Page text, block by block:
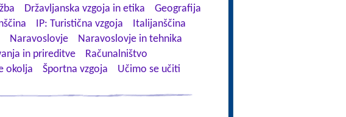
Državljanska vzgoja in etika
Geografija
IP: Turistična vzgoja
Italijanščina
Naravoslovje
Naravoslovje in tehnika
in prireditve
Računalništvo
okolja Športna vzgoja
Učimo se učiti